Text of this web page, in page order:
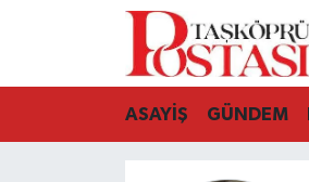
ASAYİŞ GÜNDEM
Kastamonu Vefat Edenler